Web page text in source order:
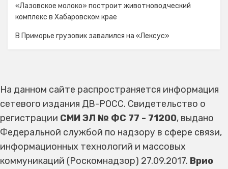
«Лазовское молоко» построит животноводческий
комплекс в Хабаровском крае
В Приморье грузовик завалился на «Лексус»
На данном сайте распространяется информация
сетевого издания ДВ-РОСС. Свидетельство о
регистрации СМИ ЭЛ № ФС 77 - 71200, выдано
Федеральной службой по надзору в сфере связи,
информационных технологий и массовых
коммуникаций (Роскомнадзор) 27.09.2017. Врио